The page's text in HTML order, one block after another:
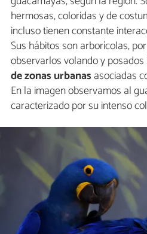
hermosas, coloridas y de
incluso tienen constante
Sus hábitos son arborícolas,
observarlos volando y
de zonas urbanas asociadas
En la imagen observamos al
caracterizado por su intenso